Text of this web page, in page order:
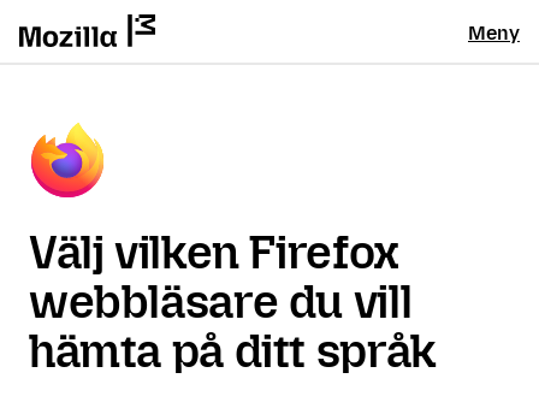
Meny
Välj vilken Firefox
webbläsare du vill
hämta på ditt språk